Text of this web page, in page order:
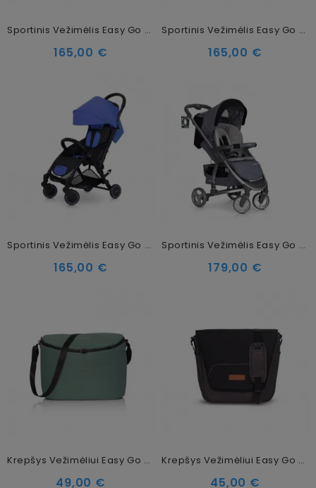
Sportinis Vežimėlis Easy Go Minima Coral
165,00 €
Sportinis Vežimėlis Easy Go Minima Malachite
165,00 €
Sportinis Vežimėlis Easy Go Minima Sapphire
165,00 €
Sportinis Vežimėlis Easy Go Virage Carbon
179,00 €
Krepšys Vežimėliui Easy Go Optimo / Soul / Quantum Agava
49,00 €
Krepšys Vežimėliui Easy Go Optimo Air Anthracite
45,00 €